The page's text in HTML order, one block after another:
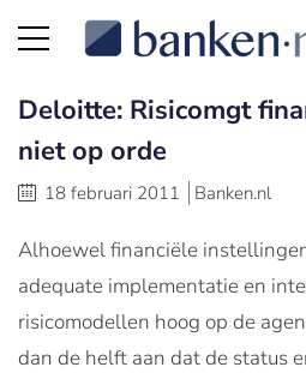
Deloitte: Risicomgt
niet op orde
18 februari 2011 Banken.nl
Alhoewel financiële
adequate implementatie en
risicomodellen hoog op de
dan de helft aan dat de status